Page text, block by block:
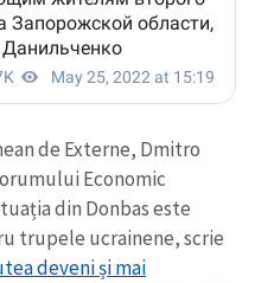
de Externe, Dmitro
Economic
din Donbas este
trupele ucrainene, scrie
deveni și mai